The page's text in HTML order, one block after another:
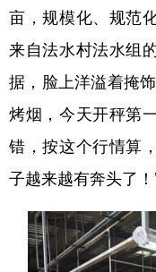
亩，规模化、规范
来自法水村法水组
据，脸上洋溢着掩
烤烟，今天开秤第
错，按这个行情算
子越来越有奔头了！